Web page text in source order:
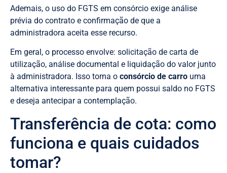
Ademais, o uso do FGTS em consórcio exige análise
prévia do contrato e confirmação de que a
administradora aceita esse recurso.
Em geral, o processo envolve: solicitação de carta de
utilização, análise documental e liquidação do valor junto
à administradora. Isso torna o consórcio de carro uma
alternativa interessante para quem possui saldo no FGTS
e deseja antecipar a contemplação.
Transferência de cota: como
funciona e quais cuidados
tomar?